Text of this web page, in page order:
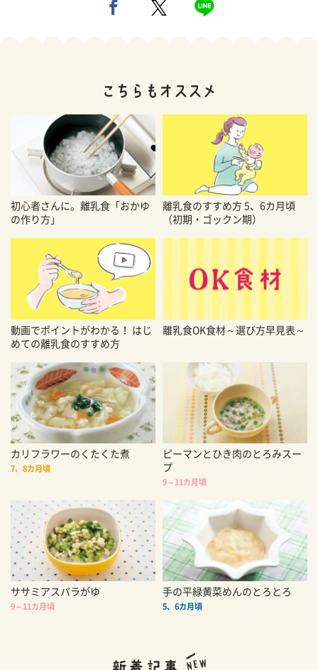
初心者さんに。離乳食「おかゆ
の作り方」
離乳食のすすめ方 5、6カ月頃
（初期・ゴックン期）
動画でポイントがわかる！ はじ
めての離乳食のすすめ方
離乳食OK食材～選び方早見表～
カリフラワーのくたくた煮
7、8カ月頃
ピーマンとひき肉のとろみスー
プ
9～11カ月頃
ササミアスパラがゆ
9～11カ月頃
手の平緑黄菜めんのとろとろ
5、6カ月頃